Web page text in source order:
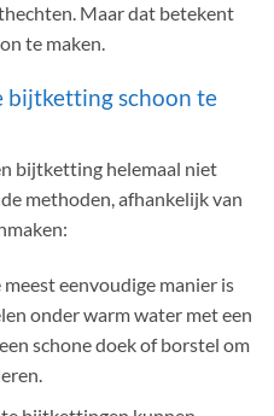
Maar dat betekent
te maken.
bijtketting schoon te
bijtketting helemaal niet
methoden, afhankelijk van
eenvoudige manier is
onder warm water met een
schone doek of borstel om